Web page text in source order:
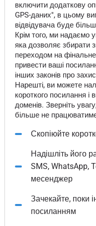
включити додаткову
GPS-даних", в цьому
відвідувача буде
Крім того, ми надаємо
яка дозволяє збирати
переходом на
привести ваші
інших законів про
Нарешті, ви можете
короткого посилання і
доменів. Зверніть
більше не
Скопіюйте
Надішліть його
SMS, WhatsApp,
месенджер
Зачекайте, поки
посиланням